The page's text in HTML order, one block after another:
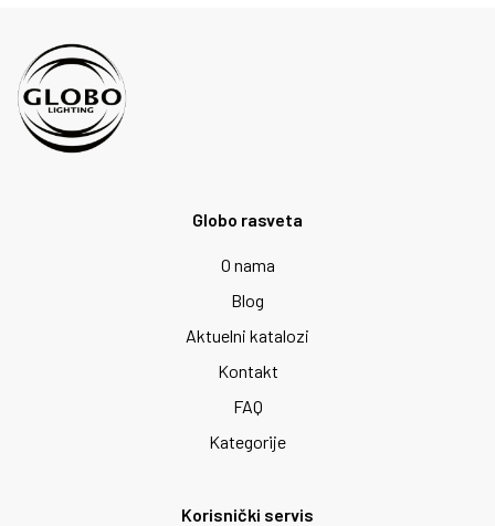
Globo rasveta
O nama
Blog
Aktuelni katalozi
Kontakt
FAQ
Kategorije
Korisnički servis